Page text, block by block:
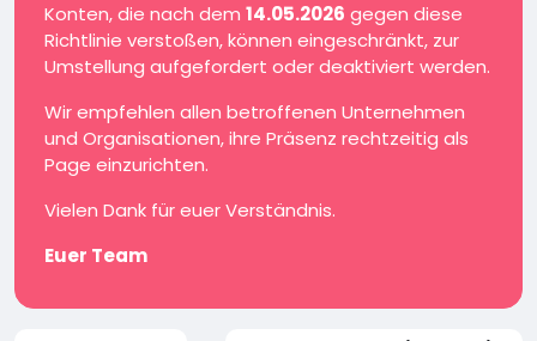
Konten, die nach dem 14.05.2026 gegen diese
Richtlinie verstoßen, können eingeschränkt, zur
Umstellung aufgefordert oder deaktiviert werden.
Wir empfehlen allen betroffenen Unternehmen
und Organisationen, ihre Präsenz rechtzeitig als
Page einzurichten.
Vielen Dank für euer Verständnis.
Euer Team